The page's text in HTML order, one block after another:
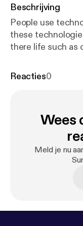
Beschrijving
People use
these
there life such as
are at risk that is
themselves
Reacties0
Wees
Meld je nu